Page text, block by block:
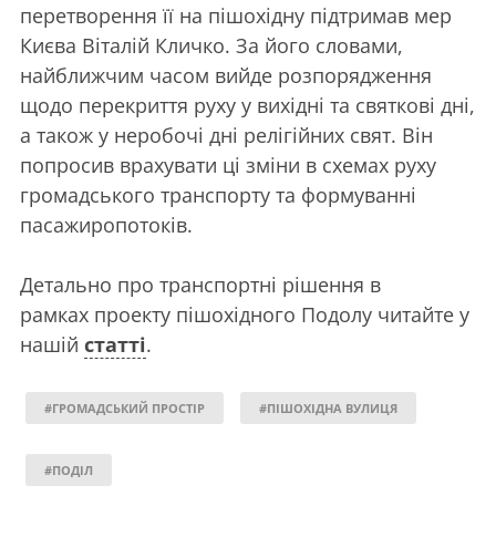
перетворення її на пішохідну підтримав мер
Києва Віталій Кличко. За його словами,
найближчим часом вийде розпорядження
щодо перекриття руху у вихідні та святкові дні,
а також у неробочі дні релігійних свят. Він
попросив врахувати ці зміни в схемах руху
громадського транспорту та формуванні
пасажиропотоків.
Детально про транспортні рішення в
рамках проекту пішохідного Подолу читайте у
нашій статті.
#ГРОМАДСЬКИЙ ПРОСТІР #ПІШОХІДНА ВУЛИЦЯ
#ПОДІЛ